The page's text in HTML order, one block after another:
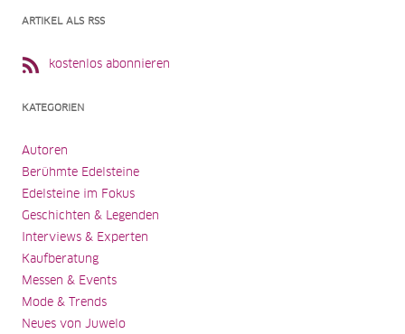
ARTIKEL ALS RSS
kostenlos abonnieren
KATEGORIEN
Autoren
Berühmte Edelsteine
Edelsteine im Fokus
Geschichten & Legenden
Interviews & Experten
Kaufberatung
Messen & Events
Mode & Trends
Neues von Juwelo